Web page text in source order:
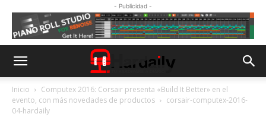
- Publicidad -
Inicio
Computex 2016: Corsair presenta «Build It Better» en el
evento, con más novedades de productos
corsair-computex-2016-
04-hardaily